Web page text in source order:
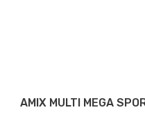
AMIX MULTI MEGA